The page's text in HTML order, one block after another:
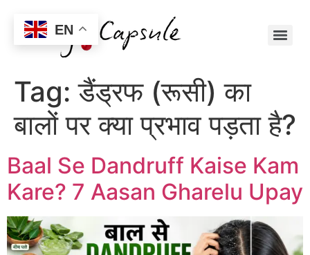
Tag:डैंड्रफ (रूसी) का
बालों पर क्या प्रभाव पड़ता है?
Baal Se Dandruff Kaise Kam
Kare? 7 Aasan Gharelu Upay
EN